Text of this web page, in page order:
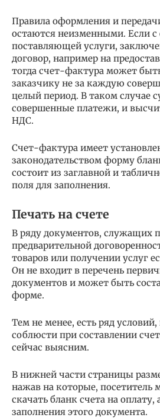
Правила оформления и
остаются неизменными. Если с
поставляющей услуги,
договор, например на
тогда счет-фактура может
заказчику не за каждую
целый период. В таком случае
совершенные платежи, и
НДС.
Счет-фактура имеет
законодательством форму
состоит из заглавной и
поля для заполнения.
Печать на счете
В ряду документов, служащих
предварительной
товаров или получении услуг
Он не входит в перечень
документов и может быть
форме.
Тем не менее, есть ряд
соблюсти при составлении
сейчас выясним.
В нижней части страницы
нажав на которые, посетитель
скачать бланк счета на оплату,
заполнения этого документа.